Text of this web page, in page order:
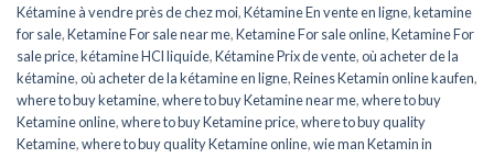
Kétamine à vendre près de chez moi,Kétamine En vente en ligne,ketamine
for sale,Ketamine For sale near me,Ketamine For sale online,Ketamine For
sale price,kétamine HCl liquide,Kétamine Prix de vente,où acheter de la
kétamine,où acheter de la kétamine en ligne,Reines Ketamin online kaufen,
where to buy ketamine,where to buy Ketamine near me,where to buy
Ketamine online,where to buy Ketamine price,where to buy quality
Ketamine,where to buy quality Ketamine online,wie man Ketamin in